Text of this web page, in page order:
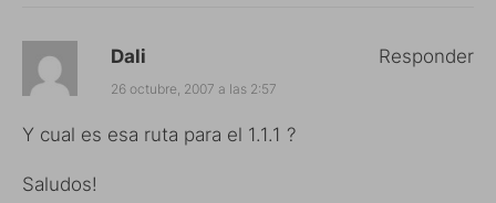
Dali
26 octubre, 2007 a las 2:57
Y cual es esa ruta para el 1.1.1 ?
Saludos!
Responder